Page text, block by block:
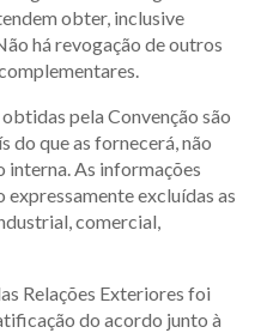
obter, inclusive
há revogação de outros
pela Convenção são
do que as fornecerá, não
interna. As informações
excluídas as
comercial,
Relações Exteriores foi
do acordo junto à